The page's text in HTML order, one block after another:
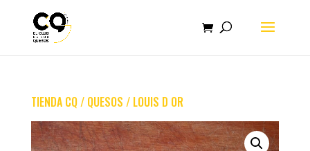
TIENDA CQ/ QUESOS / LOUIS D OR